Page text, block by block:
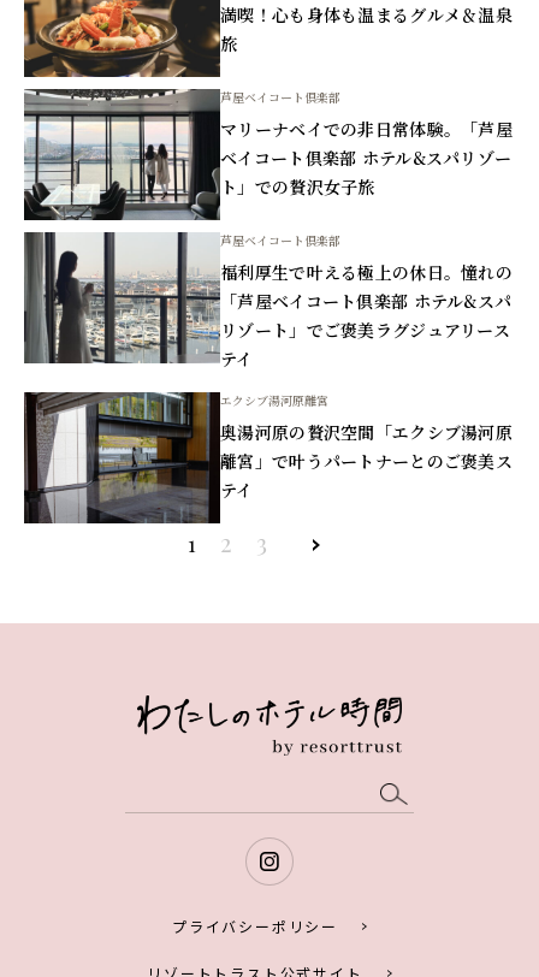
満喫！心も身体も温まるグルメ＆温泉
旅
芦屋ベイコート倶楽部
マリーナベイでの非日常体験。「芦屋
ベイコート倶楽部 ホテル&スパリゾー
ト」での贅沢女子旅
芦屋ベイコート倶楽部
福利厚生で叶える極上の休日。憧れの
「芦屋ベイコート倶楽部 ホテル&スパ
リゾート」でご褒美ラグジュアリース
テイ
エクシブ湯河原離宮
奥湯河原の贅沢空間「エクシブ湯河原
離宮」で叶うパートナーとのご褒美ス
テイ
1 2 3 »
プライバシーポリシー
リゾートトラスト公式サイト